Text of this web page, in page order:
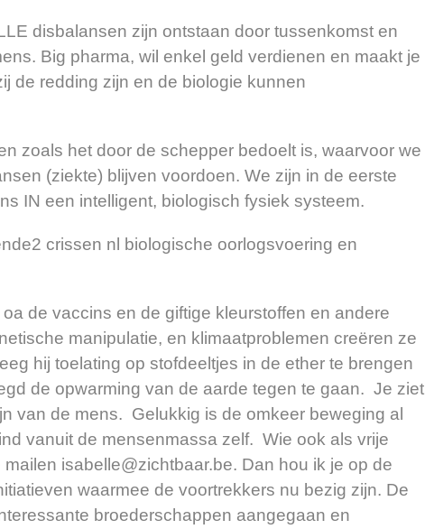
disbalansen zijn ontstaan door tussenkomst en
Big pharma, wil enkel geld verdienen en maakt je
de redding zijn en de biologie kunnen
zoals het door de schepper bedoelt is, waarvoor we
(ziekte) blijven voordoen. We zijn in de eerste
IN een intelligent, biologisch fysiek systeem.
crissen nl biologische oorlogsvoering en
de vaccins en de giftige kleurstoffen en andere
manipulatie, en klimaatproblemen creëren ze
hij toelating op stofdeeltjes in de ether te brengen
de opwarming van de aarde tegen te gaan. Je ziet
van de mens. Gelukkig is de omkeer beweging al
vanuit de mensenmassa zelf. Wie ook als vrije
isabelle@zichtbaar.be. Dan hou ik je op de
waarmee de voortrekkers nu bezig zijn. De
broederschappen aangegaan en